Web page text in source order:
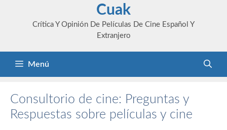
Cuak
Crítica Y Opinión De Películas De Cine Español Y
Extranjero
Menú
Consultorio de cine: Preguntas y
Respuestas sobre películas y cine